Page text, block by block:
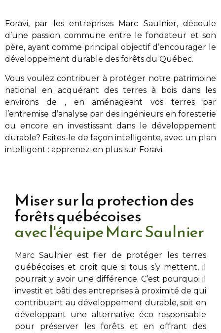
Foravi, par les entreprises Marc Saulnier, découle
d’une passion commune entre le fondateur et son
père, ayant comme principal objectif d’encourager le
développement durable des forêts du Québec.
Vous voulez contribuer à protéger notre patrimoine
national en acquérant des terres à bois dans les
environs de , en aménageant vos terres par
l’entremise d’analyse par des ingénieurs en foresterie
ou encore en investissant dans le développement
durable? Faites-le de façon intelligente, avec un plan
intelligent : apprenez-en plus sur Foravi.
Miser sur la protection des
forêts québécoises
avec l'équipe Marc Saulnier
Marc Saulnier est fier de protéger les terres
québécoises et croit que si tous s’y mettent, il
pourrait y avoir une différence. C’est pourquoi il
investit et bâti des entreprises à proximité de qui
contribuent au développement durable, soit en
développant une alternative éco responsable
pour préserver les forêts et en offrant des